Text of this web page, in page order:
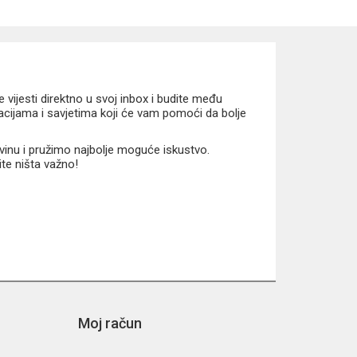
vijesti direktno u svoj inbox i budite među
i savjetima koji će vam pomoći da bolje
i pružimo najbolje moguće iskustvo.
ništa važno!
Moj račun